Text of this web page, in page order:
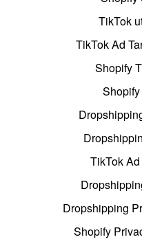
TikTok
TikTok Ad
Shopify
TikTok
Dropshipping
Shopify